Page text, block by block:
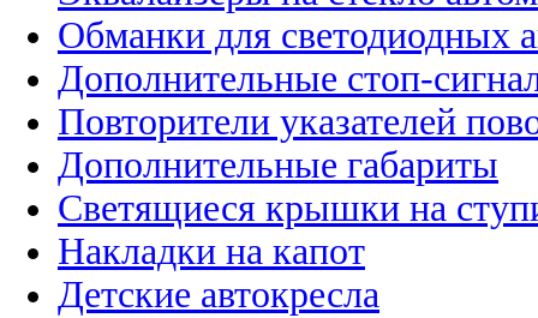
Обманки для светодиодных
Дополнительные стоп-
Повторители указателей
Дополнительные габариты
Светящиеся крышки на
Накладки на капот
Детские автокресла